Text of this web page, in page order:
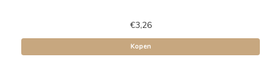
€3,26
Kopen